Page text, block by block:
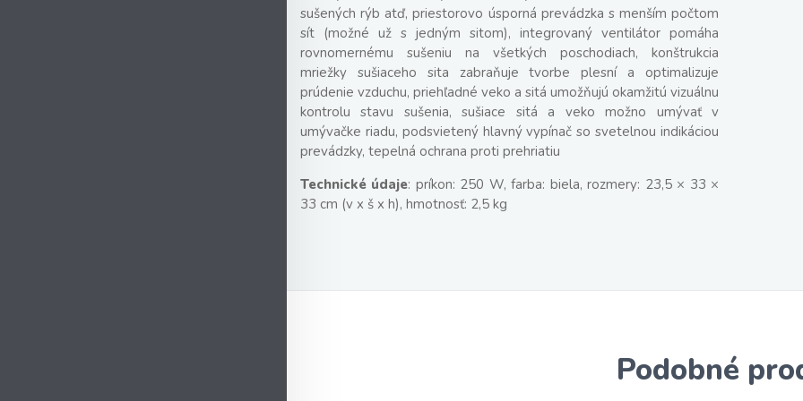
sušených rýb atď, priestorovo úsporná prevádzka s menším počtom
sít (možné už s jedným sitom), integrovaný ventilátor pomáha
rovnomernému sušeniu na všetkých poschodiach, konštrukcia
mriežky sušiaceho sita zabraňuje tvorbe plesní a optimalizuje
prúdenie vzduchu, priehľadné veko a sitá umožňujú okamžitú vizuálnu
kontrolu stavu sušenia, sušiace sitá a veko možno umývať v
umývačke riadu, podsvietený hlavný vypínač so svetelnou indikáciou
prevádzky, tepelná ochrana proti prehriatiu
Technické údaje: príkon: 250 W, farba: biela, rozmery: 23,5 × 33 ×
33 cm (v x š x h), hmotnosť: 2,5 kg
Podobné